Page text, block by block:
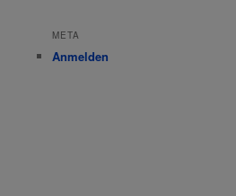
META
Anmelden